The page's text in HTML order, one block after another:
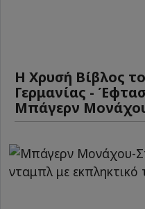
Η Χρυσή Βίβλος
Γερμανίας -
Μπάγερν